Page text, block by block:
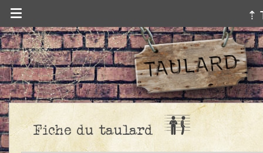
⇡
Fiche du taulard